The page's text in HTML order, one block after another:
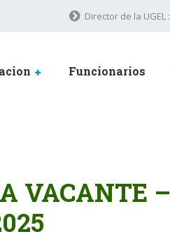
Director de la UGEL :
Funcionarios
VACANTE –